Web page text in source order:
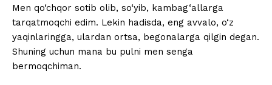
Men qo‘chqor sotib olib, so‘yib, kambag‘allarga
tarqatmoqchi edim. Lekin hadisda, eng avvalo, o‘z
yaqinlaringga, ulardan ortsa, begonalarga qilgin degan.
Shuning uchun mana bu pulni men senga
bermoqchiman.